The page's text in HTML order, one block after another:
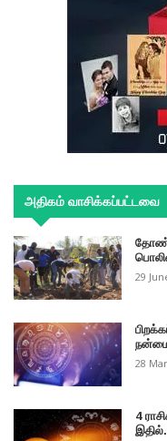
அதிகம் வாசிக்கப்பட்டவை
29
28
4